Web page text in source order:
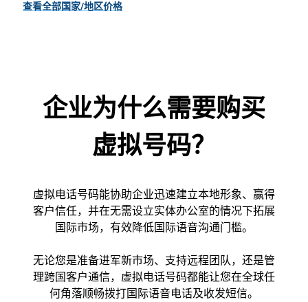
查看全部国家/地区价格
企业为什么需要购买
虚拟号码？
虚拟电话号码能协助企业迅速建立本地形象、赢得
客户信任，并在无需设立实体办公室的情况下拓展
国际市场，有效降低国际语音沟通门槛。
无论您是准备进军新市场、支持远程团队，还是管
理跨国客户通信，虚拟电话号码都能让您在全球任
何角落顺畅拨打国际语音电话及收发短信。